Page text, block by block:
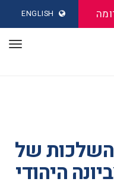
ENGLISH
של
היהודי